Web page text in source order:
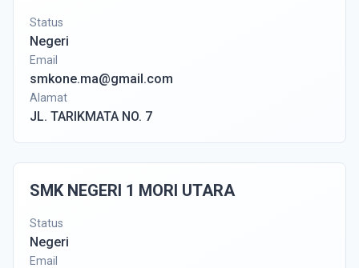
Status
Negeri
Email
smkone.ma@gmail.com
Alamat
JL. TARIKMATA NO. 7
SMK NEGERI 1 MORI UTARA
Status
Negeri
Email